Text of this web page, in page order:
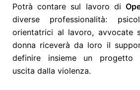
Potrà contare sul lavoro di
diverse professionalità:
orientatrici al lavoro, avvocate
donna riceverà da loro il
definire insieme un progetto
uscita dalla violenza.